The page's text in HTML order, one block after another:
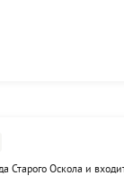
Старого Оскола и